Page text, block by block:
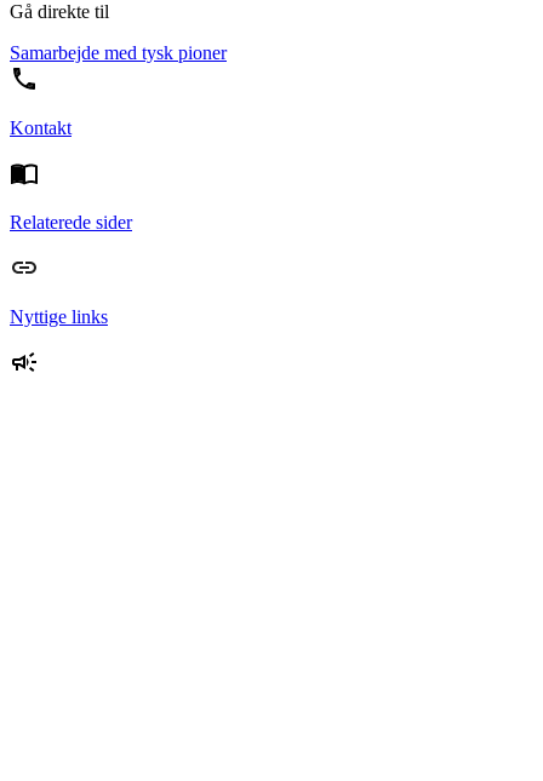
Gå direkte til
Samarbejde med tysk pioner
Kontakt
Relaterede sider
Nyttige links